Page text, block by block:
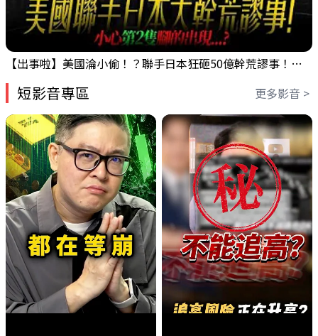
【出事啦】美國淪小偷！？聯手日本狂砸50億幹荒謬事！美元急殺黃金噴發，外資準備血洗台股！？｜ Mr.永年 李｜ 盤後講股 Mr.永年 李 2026 / 08 / 06
短影音專區 更多影音 >